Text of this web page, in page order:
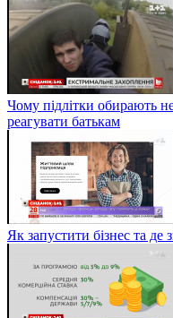
Чому підлітки обирають
реагувати батькам
Як запустити бізнес та де